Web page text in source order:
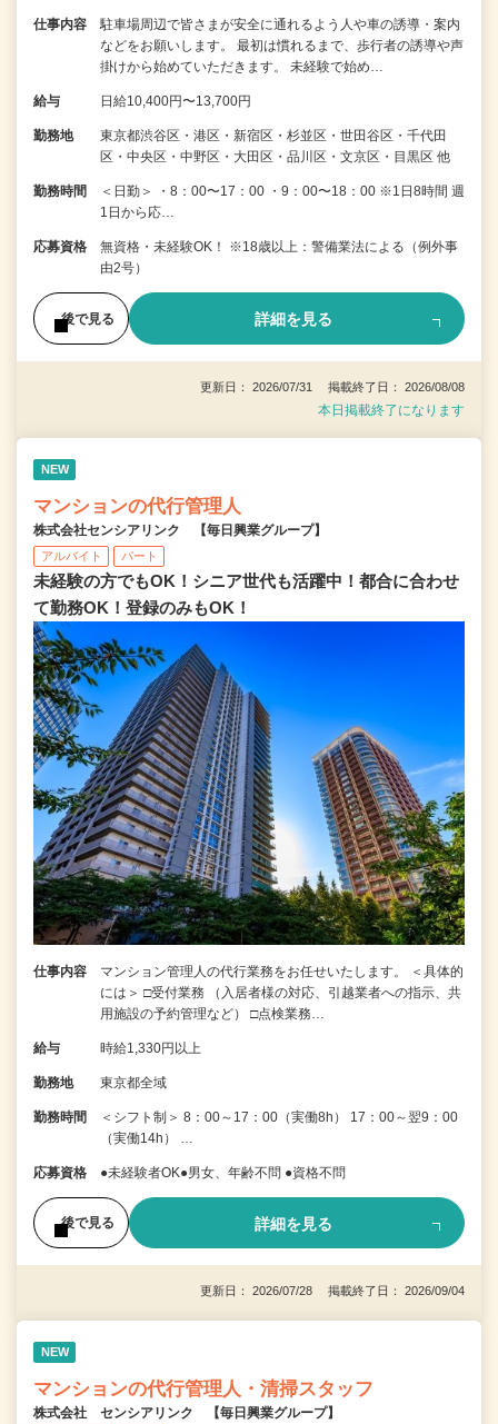
仕事内容
駐車場周辺で皆さまが安全に通れるよう人や車の誘導・案内
などをお願いします。 最初は慣れるまで、歩行者の誘導や声
掛けから始めていただきます。 未経験で始め…
給与 日給10,400円〜13,700円
勤務地
東京都渋谷区・港区・新宿区・杉並区・世田谷区・千代田
区・中央区・中野区・大田区・品川区・文京区・目黒区 他
勤務時間
＜日勤＞ ・8：00〜17：00 ・9：00〜18：00 ※1日8時間 週
1日から応…
応募資格
無資格・未経験OK！ ※18歳以上：警備業法による（例外事
由2号）
後で見る 詳細を見る
更新日： 2026/07/31 掲載終了日： 2026/08/08
本日掲載終了になります
NEW
マンションの代行管理人
株式会社センシアリンク 【毎日興業グループ】
アルバイト パート
未経験の方でもOK！シニア世代も活躍中！都合に合わせ
て勤務OK！登録のみもOK！
仕事内容
マンション管理人の代行業務をお任せいたします。 ＜具体的
には＞ □受付業務 （入居者様の対応、引越業者への指示、共
用施設の予約管理など） □点検業務…
給与 時給1,330円以上
勤務地 東京都全域
勤務時間
＜シフト制＞ 8：00～17：00（実働8h） 17：00～翌9：00
（実働14h） …
応募資格 ●未経験者OK●男女、年齢不問 ●資格不問
後で見る 詳細を見る
更新日： 2026/07/28 掲載終了日： 2026/09/04
NEW
マンションの代行管理人・清掃スタッフ
株式会社 センシアリンク 【毎日興業グループ】